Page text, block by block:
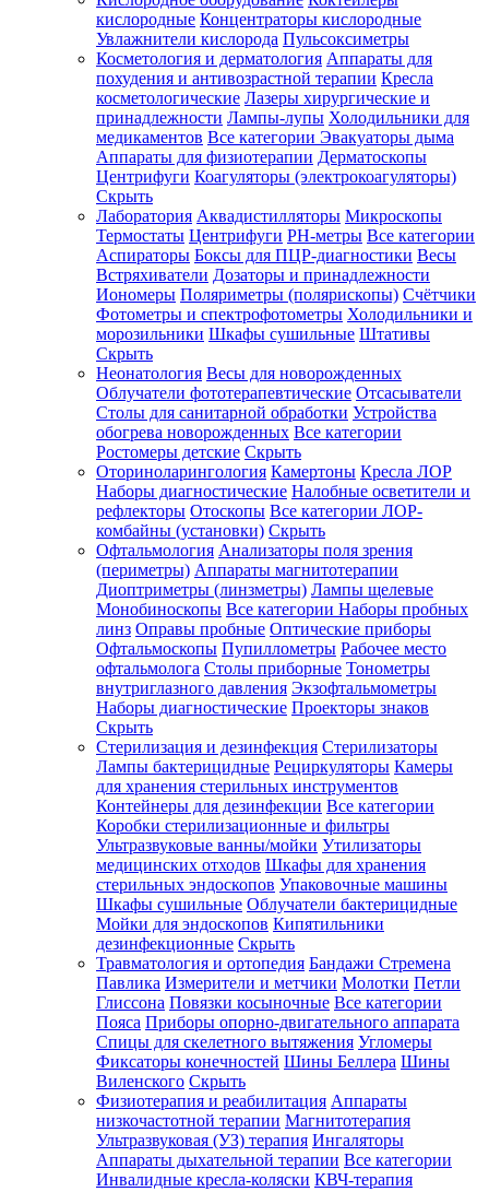
Зарегистрироваться
Зачем
регистрироваться?
Все
покупки
одном
месте
Личный
менеджер
Отслеживание
статуса
заказа
кислородные Концентраторы кислородные
Увлажнители кислорода Пульсоксиметры
Косметология и дерматология Аппараты для
похудения и антивозрастной терапии Кресла
косметологические Лазеры хирургические и
принадлежности Лампы-лупы Холодильники для
медикаментов Все категории Эвакуаторы дыма
Аппараты для физиотерапии Дерматоскопы
Центрифуги Коагуляторы (электрокоагуляторы)
Скрыть
Лаборатория Аквадистилляторы Микроскопы
Термостаты Центрифуги PH-метры Все категории
Аспираторы Боксы для ПЦР-диагностики Весы
Встряхиватели Дозаторы и принадлежности
Иономеры Поляриметры (полярископы) Счётчики
Фотометры и спектрофотометры Холодильники и
морозильники Шкафы сушильные Штативы
Скрыть
Неонатология Весы для новорожденных
Облучатели фототерапевтические Отсасыватели
Столы для санитарной обработки Устройства
обогрева новорожденных Все категории
Ростомеры детские Скрыть
Оториноларингология Камертоны Кресла ЛОР
Наборы диагностические Налобные осветители и
рефлекторы Отоскопы Все категории ЛОР-
комбайны (установки) Скрыть
Офтальмология Анализаторы поля зрения
(периметры) Аппараты магнитотерапии
Диоптриметры (линзметры) Лампы щелевые
Монобиноскопы Все категории Наборы пробных
линз Оправы пробные Оптические приборы
Офтальмоскопы Пупиллометры Рабочее место
офтальмолога Столы приборные Тонометры
внутриглазного давления Экзофтальмометры
Наборы диагностические Проекторы знаков
Скрыть
Стерилизация и дезинфекция Стерилизаторы
Лампы бактерицидные Рециркуляторы Камеры
для хранения стерильных инструментов
Контейнеры для дезинфекции Все категории
Коробки стерилизационные и фильтры
Ультразвуковые ванны/мойки Утилизаторы
медицинских отходов Шкафы для хранения
стерильных эндоскопов Упаковочные машины
Шкафы сушильные Облучатели бактерицидные
Мойки для эндоскопов Кипятильники
дезинфекционные Скрыть
Травматология и ортопедия Бандажи Стремена
Павлика Измерители и метчики Молотки Петли
Глиссона Повязки косыночные Все категории
Пояса Приборы опорно-двигательного аппарата
Спицы для скелетного вытяжения Угломеры
Фиксаторы конечностей Шины Беллера Шины
Виленского Скрыть
Физиотерапия и реабилитация Аппараты
низкочастотной терапии Магнитотерапия
Ультразвуковая (УЗ) терапия Ингаляторы
Аппараты дыхательной терапии Все категории
Инвалидные кресла-коляски КВЧ-терапия